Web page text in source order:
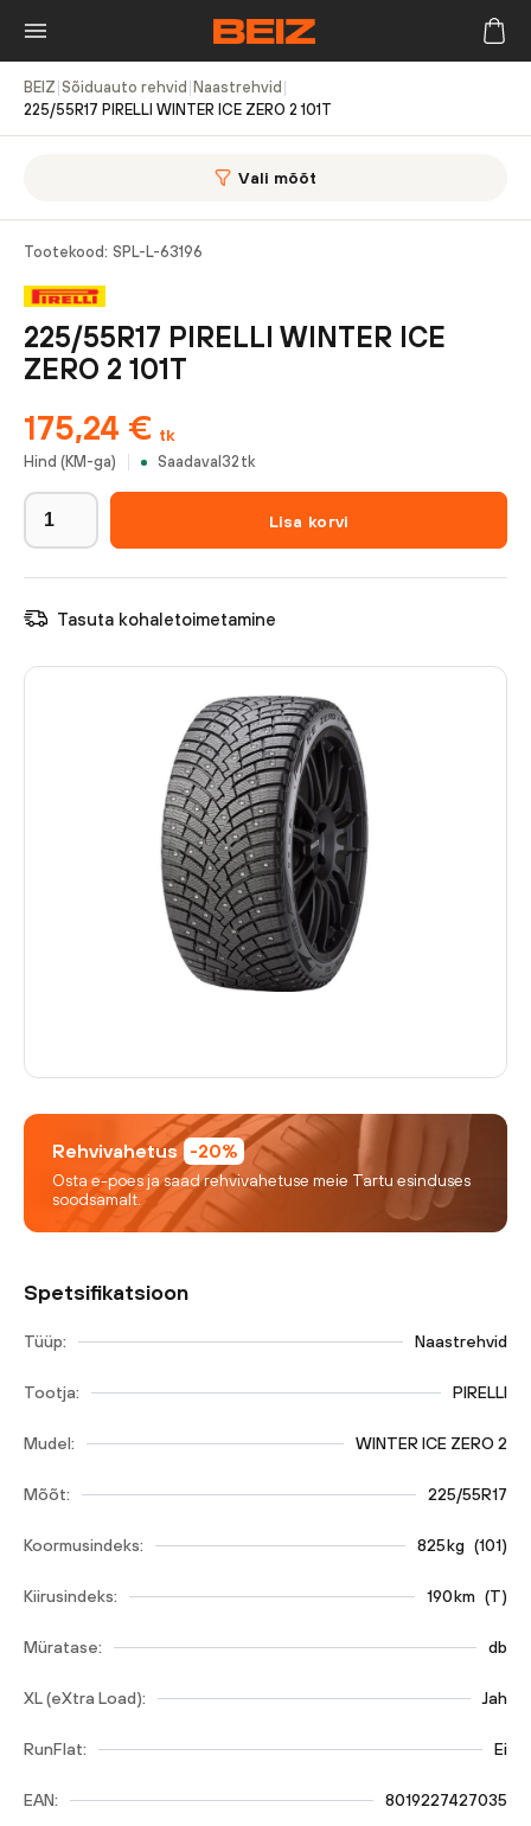
BEIZ Sõiduauto rehvid Naastrehvid
225/55R17 PIRELLI WINTER ICE ZERO 2 101T
Vali mõõt
Rehvivahetus -20%
Osta e-poes ja saad rehvivahetuse meie Tartu esinduses
soodsamalt.
Spetsifikatsioon
Tüüp: Naastrehvid
Tootja: PIRELLI
Mudel: WINTER ICE ZERO 2
Mõõt: 225/55R17
Koormusindeks: 825kg (101)
Kiirusindeks: 190km (T)
Müratase: db
XL (eXtra Load): Jah
RunFlat: Ei
EAN: 8019227427035
Tootekood: SPL-L-63196
225/55R17 PIRELLI WINTER ICE
ZERO 2 101T
175,24 € tk
Hind (KM-ga) Saadaval 32 tk
Lisa korvi
Tasuta kohaletoimetamine